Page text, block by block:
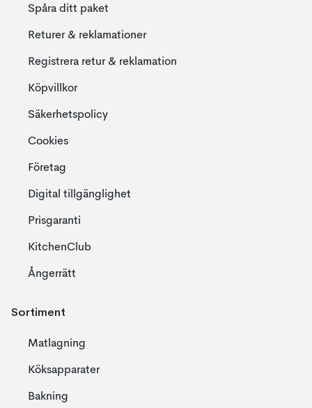
Spåra ditt paket
Returer & reklamationer
Registrera retur & reklamation
Köpvillkor
Säkerhetspolicy
Cookies
Företag
Digital tillgänglighet
Prisgaranti
KitchenClub
Ångerrätt
Sortiment
Matlagning
Köksapparater
Bakning